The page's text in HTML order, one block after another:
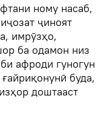
ному насаб,
ҷиноят
имрӯзҳо,
ба одамон низ
афроди гуногун
буда,
доштааст